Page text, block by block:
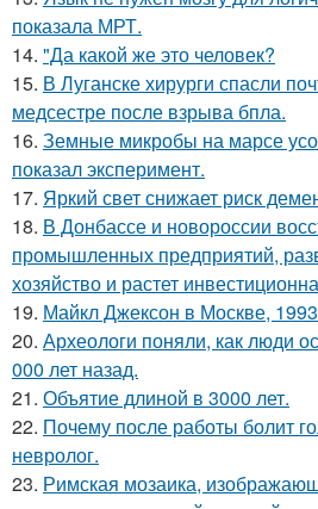
показала МРТ.
14. "Да какой же это человек?
15. В Луганске хирурги спасли
медсестре после взрыва бпла.
16. Земные микробы на марсе
показал эксперимент.
17. Яркий свет снижает риск
18. В Донбассе и новороссии
промышленных предприятий,
хозяйство и растет
19. Майкл Джексон в Москве,
20. Археологи поняли, как люди
000 лет назад.
21. Объятие длиной в 3000 лет.
22. Почему после работы болит
невролог.
23. Римская мозаика,